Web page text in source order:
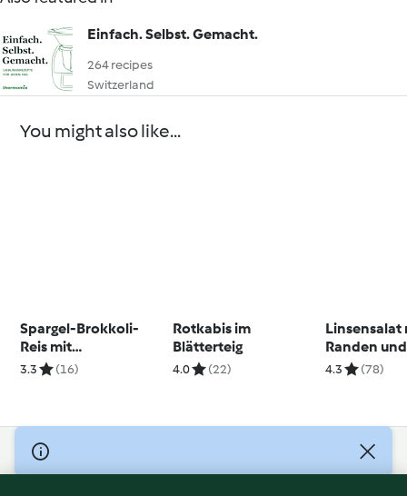
Einfach. Selbst. Gemacht.
264 recipes
Switzerland
You might also like...
Spargel-Brokkoli-
Reis mit
Champignons
3.3 (16)
Rotkabis im
Blätterteig
4.0 (22)
Linsensalat
Randen
4.3 (78)
© Copyright 2026